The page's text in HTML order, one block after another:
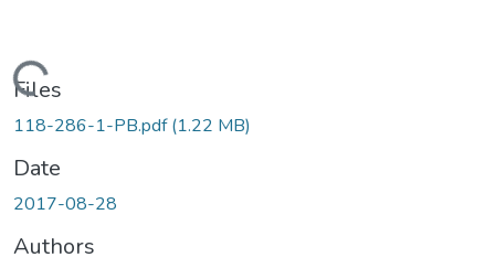
Files
118-286-1-PB.pdf(1.22 MB)
Date
2017-08-28
Authors